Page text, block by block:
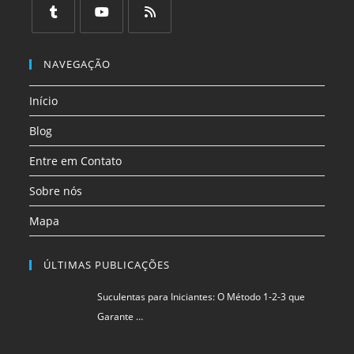
uma
aba
em
uma
aba
uma
em
nova
aba
em
aba
aba
NAVEGAÇÃO
Início
Blog
Entre em Contato
Sobre nós
Mapa
ÚLTIMAS PUBLICAÇÕES
Suculentas para Iniciantes: O Método 1-2-3 que
Garante …